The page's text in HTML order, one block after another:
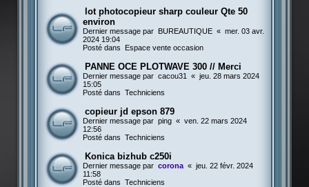
lot photocopieur sharp couleur Qte 50
environ
Dernier message par BUREAUTIQUE « mer. 03 avr.
2024 19:04
Posté dans
Espace vente occasion
PANNE OCE PLOTWAVE 300 // Merci
Dernier message par cacou31 « jeu. 28 mars 2024
15:05
Posté dans Techniciens
copieur jd epson 879
Dernier message par ping « ven. 22 mars 2024
12:56
Posté dans Techniciens
Konica bizhub c250i
Dernier message par corona « jeu. 22 févr. 2024
11:58
Posté dans Techniciens